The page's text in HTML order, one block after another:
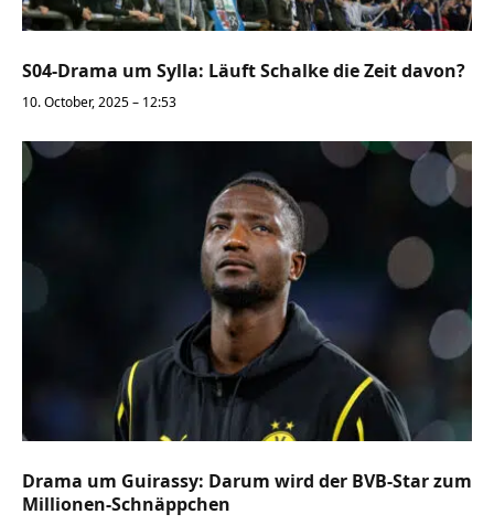
S04-Drama um Sylla: Läuft Schalke die Zeit davon?
10. October, 2025 – 12:53
Drama um Guirassy: Darum wird der BVB-Star zum
Millionen-Schnäppchen